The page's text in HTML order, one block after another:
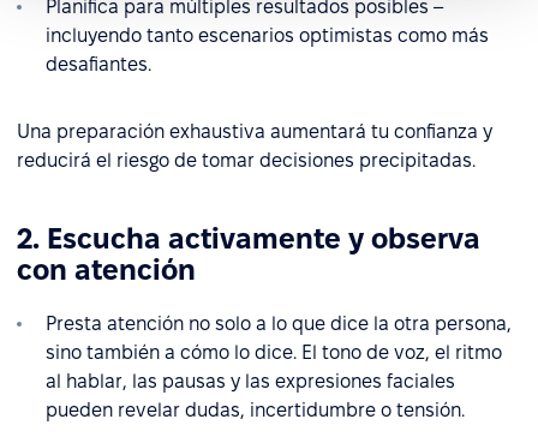
Planifica para múltiples resultados posibles –
incluyendo tanto escenarios optimistas como más
desafiantes.
Una preparación exhaustiva aumentará tu confianza y
reducirá el riesgo de tomar decisiones precipitadas.
2. Escucha activamente y observa
con atención
Presta atención no solo a lo que dice la otra persona,
sino también a cómo lo dice. El tono de voz, el ritmo
al hablar, las pausas y las expresiones faciales
pueden revelar dudas, incertidumbre o tensión.